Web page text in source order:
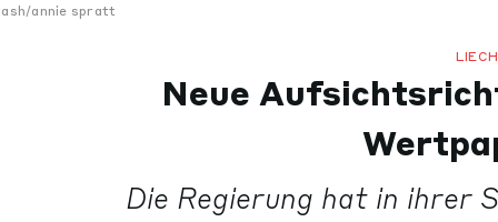
annie spratt
Neue
Die Regierung hat in ihrer